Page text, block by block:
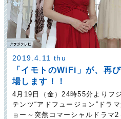
2019.4.11 thu
「イモトのWiFi」が、再
場します！！
4月19日（金）24時55分よりフ
テンツ“アドフュージョン”ドラ
ョー～突然コマーシャルドラマ